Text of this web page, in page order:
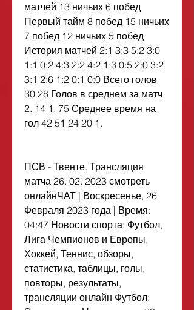
матчей 13 ничьих 6 побед
Первый тайм 8 побед 15 ничьих
7 побед 12 ничьих 5 побед
История матчей 2:1 3:3 5:2 3:0
1:1 0:2 4:3 2:2 4:2 1:3 0:5 2:0 3:2
3:1 2:6 1:2 0:1 0:0 Всего голов
30 28 Голов в среднем за матч
2. 14 1. 75 Среднее время на
гол 42 51 24 20 1.
ПСВ - Твенте. Трансляция
матча 26. 02. 2023 смотреть
онлайнЧАТ | Воскресенье, 26
Февраля 2023 года | Время:
04:47 Новости спорта: Футбол,
Лига Чемпионов и Европы,
Хоккей, Теннис, обзоры,
статистика, таблицы, голы,
повторы, результаты,
трансляции онлайн Футбол: